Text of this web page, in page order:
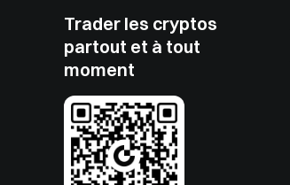
Trader les cryptos
partout et à tout
moment